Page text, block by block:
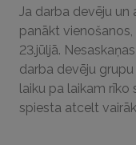
Ja darba devēju un
panākt vienošanos,
23.jūljā.
darba devēju
laiku pa laikam rīko
spiesta atcelt